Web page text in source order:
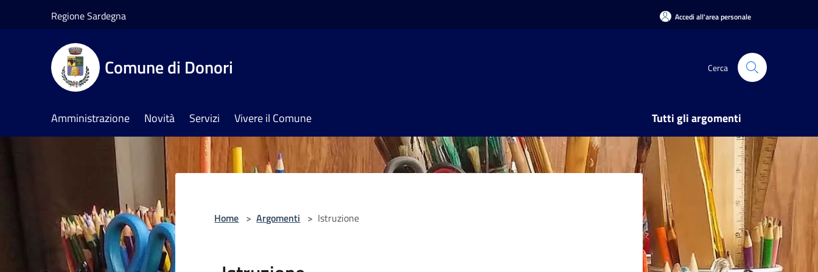
Regione Sardegna Accedi all'area personale
Comune di Donori Cerca
Amministrazione Novità Servizi Vivere il Comune Tutti gli argomenti
Home > Argomenti > Istruzione